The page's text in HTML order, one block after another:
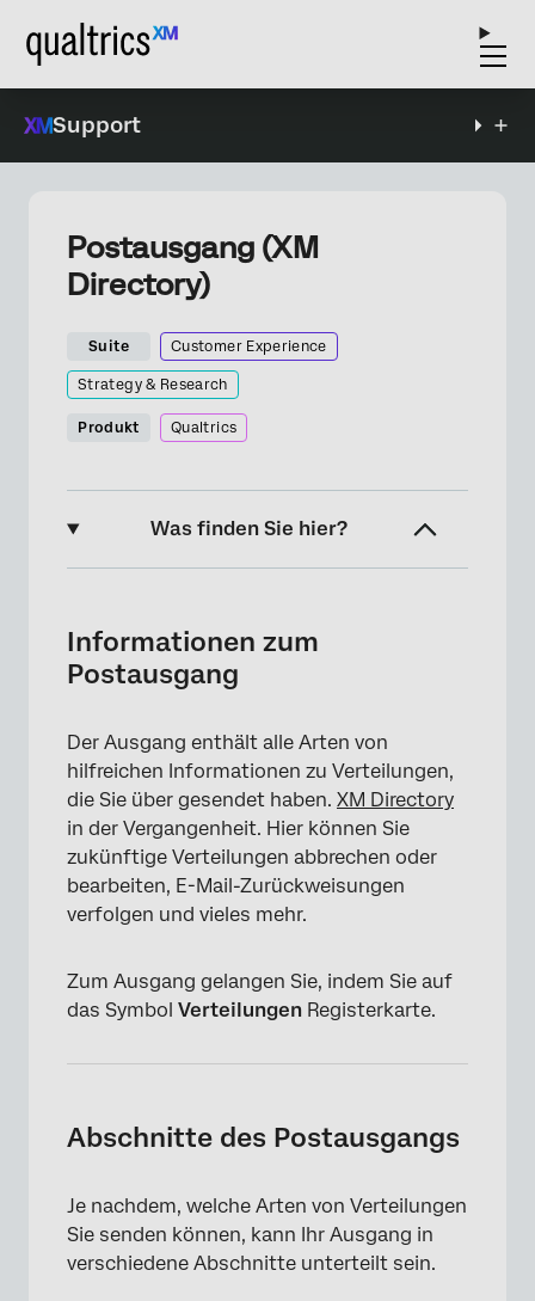
Support
Postausgang (XM
Directory)
Suite Customer Experience
Strategy & Research
Produkt Qualtrics
Was finden Sie hier?
Abschnitte des Postausgangs
Verteilungsinformation
Erinnerung senden
Danksagung senden
Verlauf herunterladen
&Stempel abbrechen; Verteilung löschen
Informationen zum
Postausgang
Der Ausgang enthält alle Arten von
hilfreichen Informationen zu Verteilungen,
die Sie über gesendet haben. XM Directory
in der Vergangenheit. Hier können Sie
zukünftige Verteilungen abbrechen oder
bearbeiten, E-Mail-Zurückweisungen
verfolgen und vieles mehr.
Zum Ausgang gelangen Sie, indem Sie auf
das Symbol Verteilungen Registerkarte.
Abschnitte des Postausgangs
Je nachdem, welche Arten von Verteilungen
Sie senden können, kann Ihr Ausgang in
verschiedene Abschnitte unterteilt sein.